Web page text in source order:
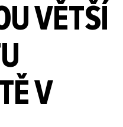
VĚTŠÍ
V